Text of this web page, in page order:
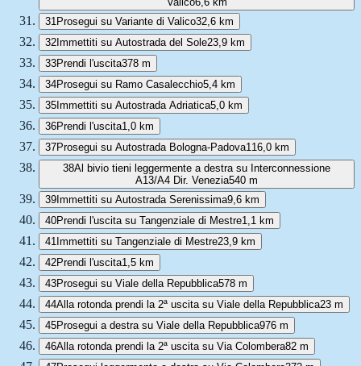
31 Prosegui su Variante di Valico32,6 km
32Immettiti su Autostrada del Sole23,9 km
33Prendi l'uscita378 m
34Prosegui su Ramo Casalecchio5,4 km
35Immettiti su Autostrada Adriatica5,0 km
36Prendi l'uscita1,0 km
37Prosegui su Autostrada Bologna-Padova116,0 km
38Al bivio tieni leggermente a destra su Interconnessione
A13/A4 Dir. Venezia540 m
39Immettiti su Autostrada Serenissima9,6 km
40Prendi l'uscita su Tangenziale di Mestre1,1 km
41 Immettiti su Tangenziale di Mestre23,9 km
42Prendi l'uscita1,5 km
43Prosegui su Viale della Repubblica578 m
44Alla rotonda prendi la 2ª uscita su Viale della Repubblica23 m
45Prosegui a destra su Viale della Repubblica976 m
46Alla rotonda prendi la 2ª uscita su Via Colombera82 m